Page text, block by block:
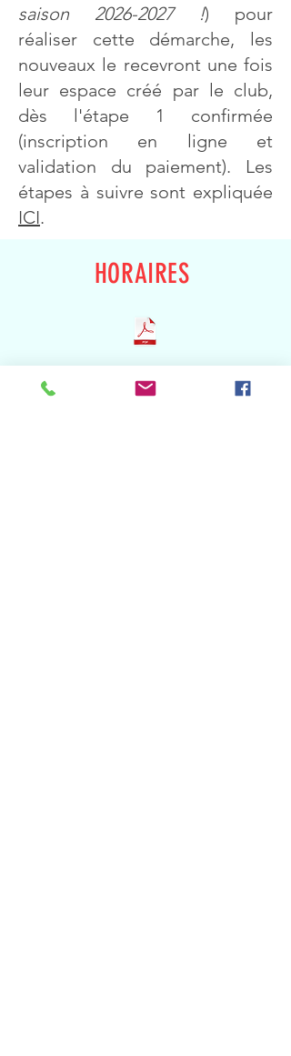
saison 2026-2027!​) pour
réaliser cette démarche, les
nouveaux le recevront une fois
leur espace créé par le club,
dès l'étape 1 confirmée
(inscription en ligne et
validation du paiement). Les
étapes à suivre sont expliquée
ICI.
HORAIRES